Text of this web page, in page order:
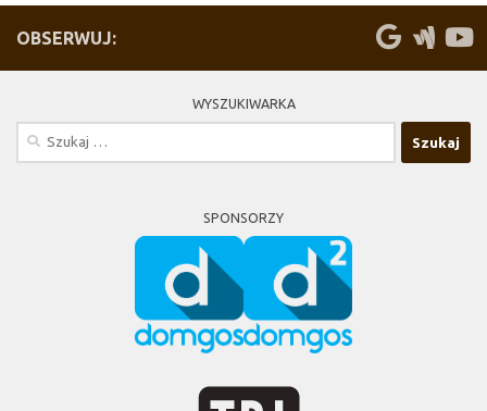
OBSERWUJ:
WYSZUKIWARKA
SPONSORZY